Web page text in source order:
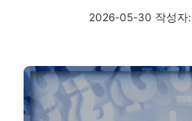
2026-05-30 작성자: